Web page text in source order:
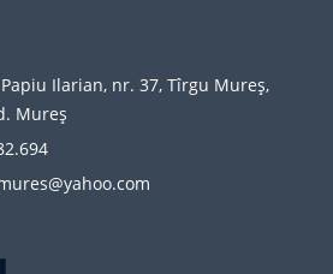
Ilarian, nr. 37, Tîrgu Mureş,
Mureş